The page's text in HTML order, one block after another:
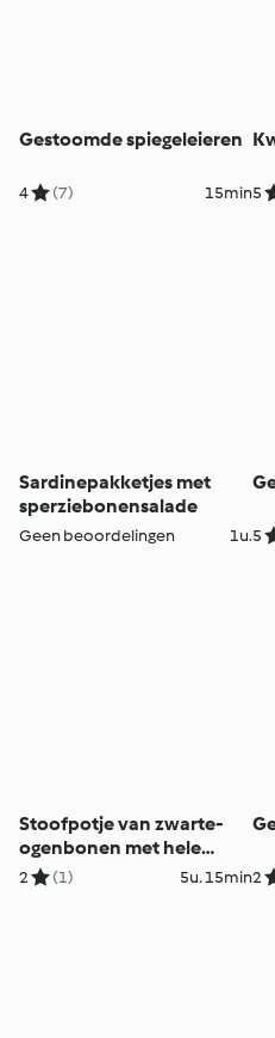
Gestoomde spiegeleieren
4 (7) 15min5
Sardinepakketjes met
sperziebonensalade
Geen beoordelingen 1u.5
Stoofpotje van zwarte-
ogenbonen met hele
pijlinktvis
2 (1) 5u. 15min2